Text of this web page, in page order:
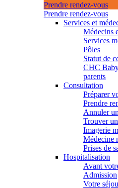
Prendre rendez-vous
Prendre rendez-vous
Services et
Médecins
Services
Pôles
Statut de
CHC
parents
Consultation
Préparer
Prendre
Annuler
Trouver
Imagerie
Médecine
Prises de
Hospitalisation
Avant
Admission
Votre